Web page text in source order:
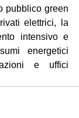
pubblico green
elettrici, la
intensivo e
energetici
e uffici